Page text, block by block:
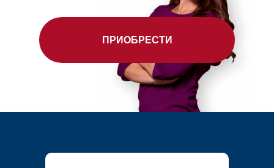
ПРИОБРЕСТИ